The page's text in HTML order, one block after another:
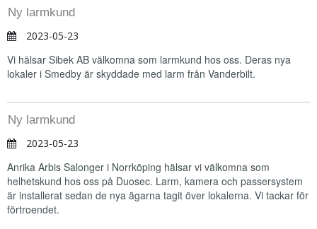
Ny larmkund
2023-05-23
Vi hälsar Sibek AB välkomna som larmkund hos oss. Deras nya
lokaler i Smedby är skyddade med larm från Vanderbilt.
Ny larmkund
2023-05-23
Anrika Arbis Salonger i Norrköping hälsar vi välkomna som
helhetskund hos oss på Duosec. Larm, kamera och passersystem
är installerat sedan de nya ägarna tagit över lokalerna. Vi tackar för
förtroendet.